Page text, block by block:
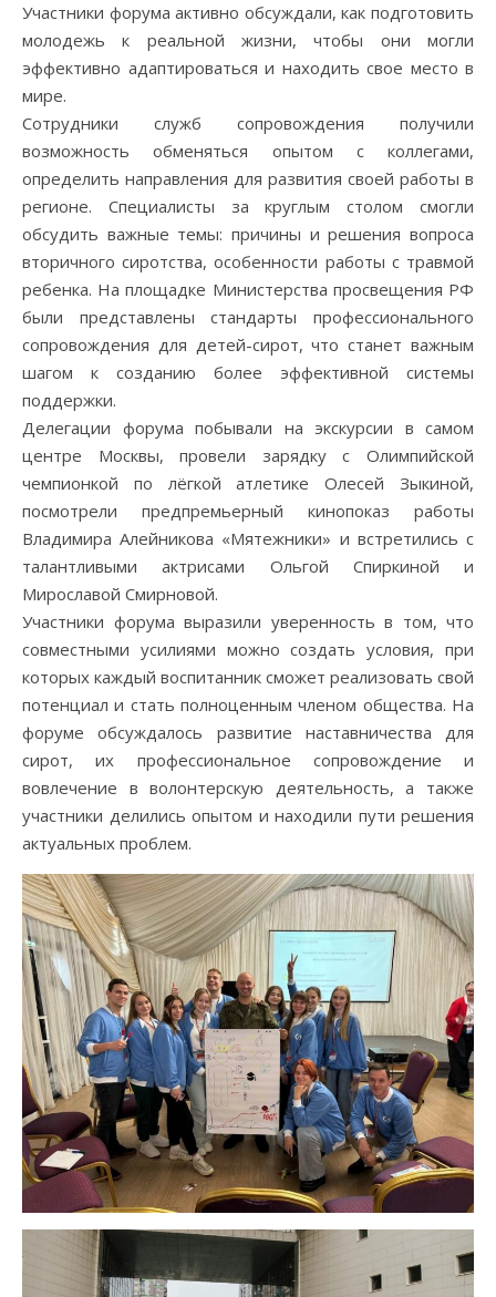
Участники форума активно обсуждали, как подготовить
молодежь к реальной жизни, чтобы они могли
эффективно адаптироваться и находить свое место в
мире.
Сотрудники служб сопровождения получили
возможность обменяться опытом с коллегами,
определить направления для развития своей работы в
регионе. Специалисты за круглым столом смогли
обсудить важные темы: причины и решения вопроса
вторичного сиротства, особенности работы с травмой
ребенка. На площадке Министерства просвещения РФ
были представлены стандарты профессионального
сопровождения для детей-сирот, что станет важным
шагом к созданию более эффективной системы
поддержки.
Делегации форума побывали на экскурсии в самом
центре Москвы, провели зарядку с Олимпийской
чемпионкой по лёгкой атлетике Олесей Зыкиной,
посмотрели предпремьерный кинопоказ работы
Владимира Алейникова «Мятежники» и встретились с
талантливыми актрисами Ольгой Спиркиной и
Мирославой Смирновой.
Участники форума выразили уверенность в том, что
совместными усилиями можно создать условия, при
которых каждый воспитанник сможет реализовать свой
потенциал и стать полноценным членом общества. На
форуме обсуждалось развитие наставничества для
сирот, их профессиональное сопровождение и
вовлечение в волонтерскую деятельность, а также
участники делились опытом и находили пути решения
актуальных проблем.